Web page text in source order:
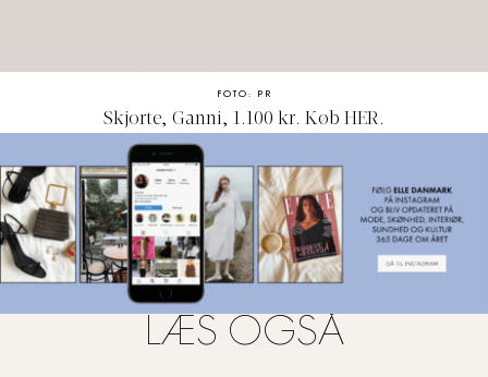
FOTO: PR
Skjorte, Ganni, 1.100 kr. Køb HER.
LÆS OGSÅ